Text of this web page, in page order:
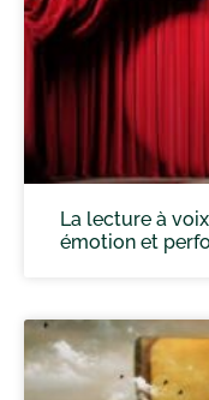
La lecture à
émotion et